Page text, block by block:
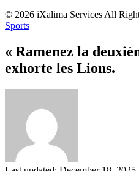
© 2026 iXalima Services All
Sports
« Ramenez la
exhorte les Lions.